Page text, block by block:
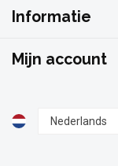
Informatie
Mijn account